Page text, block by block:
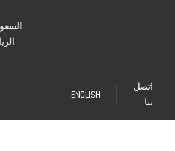
ENGLISH
اتصل
بنا